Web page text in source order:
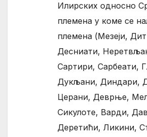
Илирских односно
племена у коме се
племена (Мезеји,
Десниати,
Сартири, Сарбеати,
Дукљани, Диндари,
Церани, Деврње,
Сикулоте, Варди,
Деретићи, Ликини,